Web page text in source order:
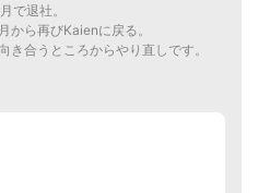
で退社。
から再びKaienに戻る。
合うところからやり直しです。